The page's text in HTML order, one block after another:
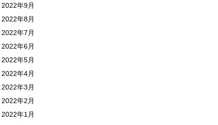
2022年9月
2022年8月
2022年7月
2022年6月
2022年5月
2022年4月
2022年3月
2022年2月
2022年1月